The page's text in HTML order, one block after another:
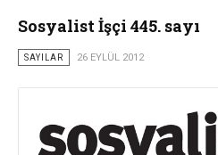
Sosyalist İşçi 445. sayı
SAYILAR 26 EYLÜL 2012